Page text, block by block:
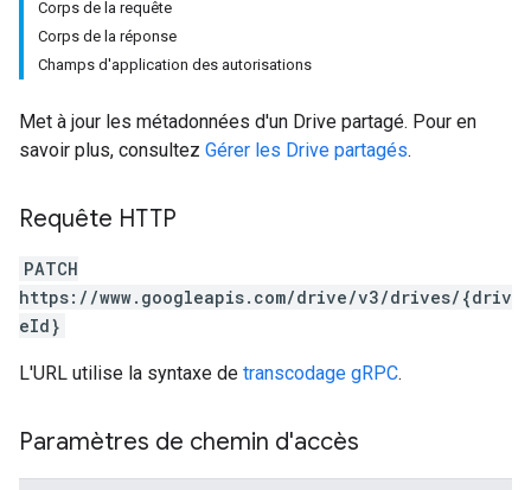
Corps de la requête
Corps de la réponse
Champs d'application des autorisations
Met à jour les métadonnées d'un Drive partagé. Pour en
savoir plus, consultez Gérer les Drive partagés.
Requête HTTP
PATCH
https://www.googleapis.com/drive/v3/drives/{driv
eId}
L'URL utilise la syntaxe de transcodage gRPC.
Paramètres de chemin d'accès